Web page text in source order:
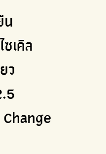
น
ซเคิล
ว